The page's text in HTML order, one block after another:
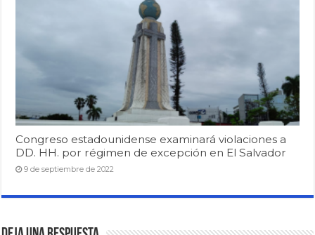
Congreso estadounidense examinará violaciones a
DD. HH. por régimen de excepción en El Salvador
9 de septiembre de 2022